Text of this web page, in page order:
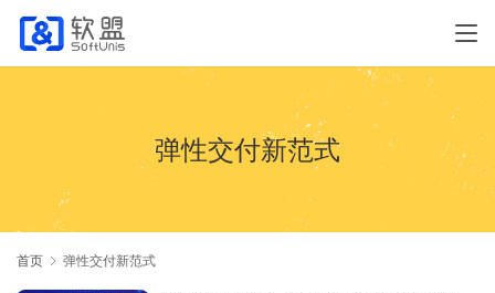
弹性交付新范式
首页 弹性交付新范式